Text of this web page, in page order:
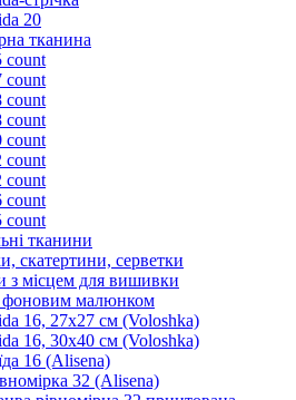
20
тканина
count
count
count
count
count
count
count
count
count
тканини
скатертини, серветки
з місцем для вишивки
фоновим малюнком
16, 27х27 см (Voloshka)
16, 30х40 см (Voloshka)
16 (Alisena)
32 (Alisena)